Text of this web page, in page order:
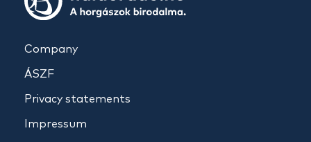
Company
ÁSZF
Privacy statements
Impressum